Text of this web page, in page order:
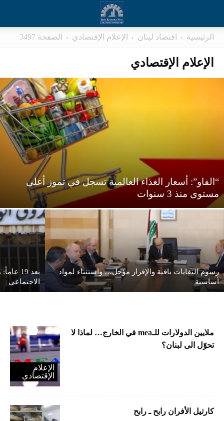
الرئيسية اقتصاد لبنان الإعلام الإقتصادي الصفحة 3497
الإعلام الإقتصادي
“الفاو”: أسعار الغذاء العالمية تسجل في تموز أعلى
مستوى منذ 3 سنوات
رسوم النفايات باقية والإقرار مؤجل… واستثناء لمواد
أساسية
بعد
الاجتماعي
الإعلام
الإقتصادي
ملايين الدولارات للـmea في الخارج… لماذا لا
تحوّل الى لبنان؟
كارتيل الأفران رابح ـ رابح